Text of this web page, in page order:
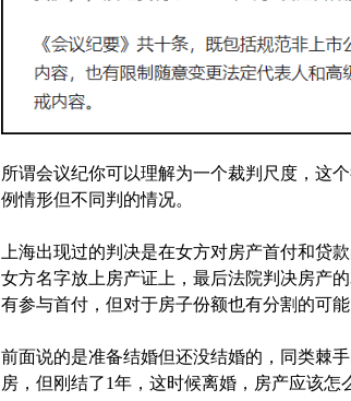
所谓会议纪你可以理解为一个裁判尺度，这
例情形但不同判的情况。
上海出现过的判决是在女方对房产首付和贷
女方名字放上房产证上，最后法院判决房产
有参与首付，但对于房子份额也有分割的可能
前面说的是准备结婚但还没结婚的，同类棘
房，但刚结了1年，这时候离婚，房产应该怎